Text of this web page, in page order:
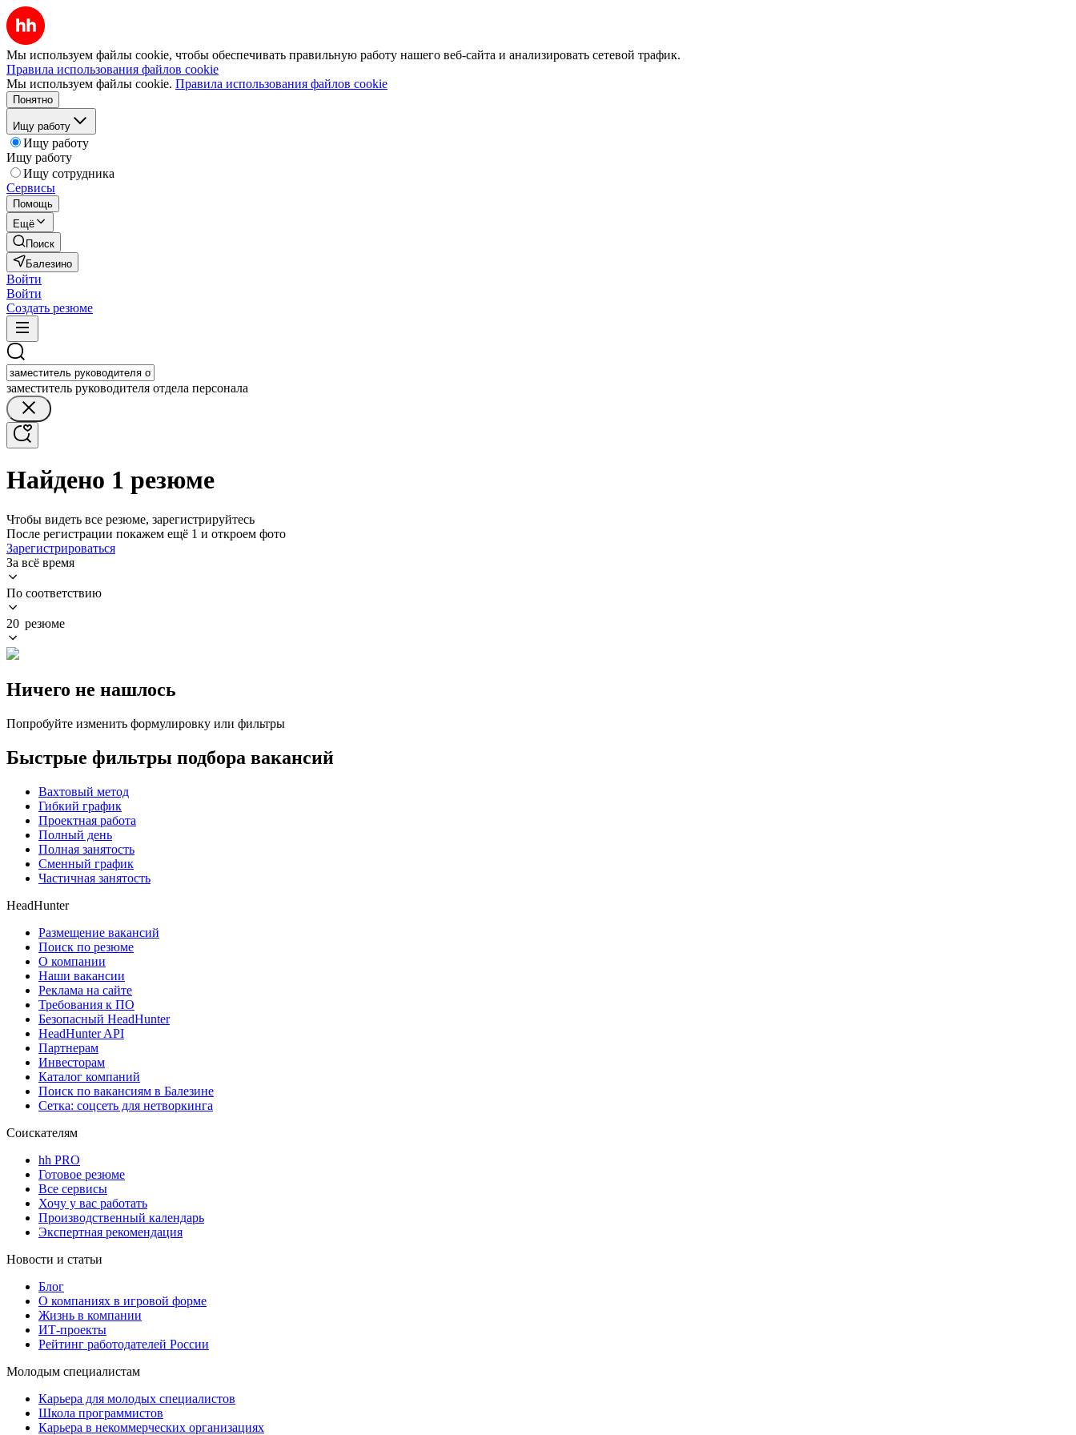
Мы используем файлы cookie, чтобы обеспечивать правильную работу нашего веб-сайта и анализировать сетевой трафик.
Правила использования файлов cookie
Мы используем файлы cookie. Правила использования файлов cookie
Понятно
Ищу работу
Ищу работу
Ищу работу
Ищу сотрудника
Сервисы
Помощь
Ещё
Поиск
Балезино
Войти
Войти
Создать резюме
заместитель руководителя отдела персонала
Найдено 1 резюме
Чтобы видеть все резюме, зарегистрируйтесь
После регистрации покажем ещё 1 и откроем фото
Зарегистрироваться
За всё время
По соответствию
20 резюме
Ничего не нашлось
Попробуйте изменить формулировку или фильтры
Быстрые фильтры подбора вакансий
Вахтовый метод
Гибкий график
Проектная работа
Полный день
Полная занятость
Сменный график
Частичная занятость
HeadHunter
Размещение вакансий
Поиск по резюме
О компании
Наши вакансии
Реклама на сайте
Требования к ПО
Безопасный HeadHunter
HeadHunter API
Партнерам
Инвесторам
Каталог компаний
Поиск по вакансиям в Балезине
Сетка: соцсеть для нетворкинга
Соискателям
hh PRO
Готовое резюме
Все сервисы
Хочу у вас работать
Производственный календарь
Экспертная рекомендация
Новости и статьи
Блог
О компаниях в игровой форме
Жизнь в компании
ИТ-проекты
Рейтинг работодателей России
Молодым специалистам
Карьера для молодых специалистов
Школа программистов
Карьера в некоммерческих организациях